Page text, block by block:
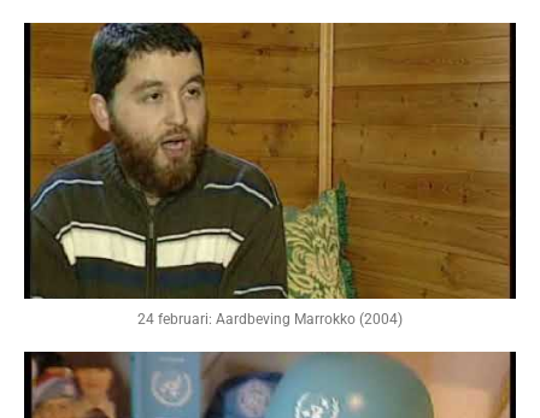
24 februari: Aardbeving Marrokko (2004)